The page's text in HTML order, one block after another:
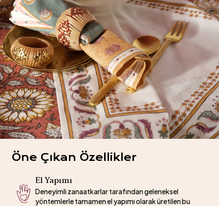
Öne Çıkan Özellikler
El Yapımı
Deneyimli zanaatkarlar tarafından geleneksel
yöntemlerle tamamen el yapımı olarak üretilen bu